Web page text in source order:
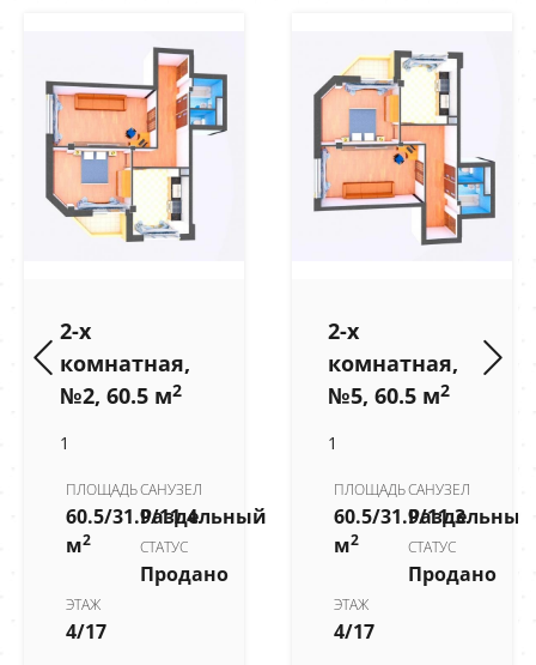
2-х
комнатная,
№2, 60.5 м2
1
ПЛОЩАДЬ
60.5/31.9/11.4
м2
САНУЗЕЛ
Раздельный
СТАТУС
Продано
ЭТАЖ
4/17
2-х
комнатная,
№5, 60.5 м2
1
ПЛОЩАДЬ
60.5/31.9/11.3
м2
САНУЗЕЛ
Раздельный
СТАТУС
Продано
ЭТАЖ
4/17